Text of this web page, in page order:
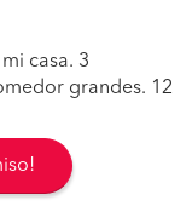
casa. 3
grandes. 12